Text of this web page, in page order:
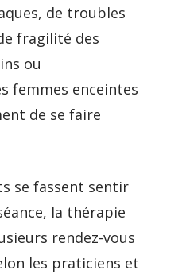
de troubles
fragilité des
ou
femmes enceintes
de se faire
se fassent sentir
la thérapie
rendez-vous
les praticiens et